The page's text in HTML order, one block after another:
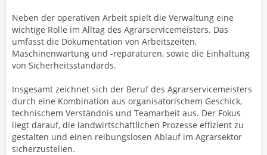
Neben der operativen Arbeit spielt die Verwaltung eine
wichtige Rolle im Alltag des Agrarservicemeisters. Das
umfasst die Dokumentation von Arbeitszeiten,
Maschinenwartung und -reparaturen, sowie die Einhaltung
von Sicherheitsstandards.
Insgesamt zeichnet sich der Beruf des Agrarservicemeisters
durch eine Kombination aus organisatorischem Geschick,
technischem Verständnis und Teamarbeit aus. Der Fokus
liegt darauf, die landwirtschaftlichen Prozesse effizient zu
gestalten und einen reibungslosen Ablauf im Agrarsektor
sicherzustellen.